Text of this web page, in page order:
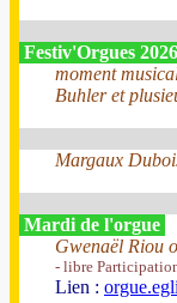
Festiv'Orgues 2026
moment
Buhler et
Margaux
Mardi de l'orgue
Gwenaël Riou
- libre
Lien :